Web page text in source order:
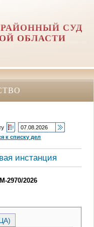
СУД
ОБЛАСТИ
к списку дел
инстанция
2970/2026